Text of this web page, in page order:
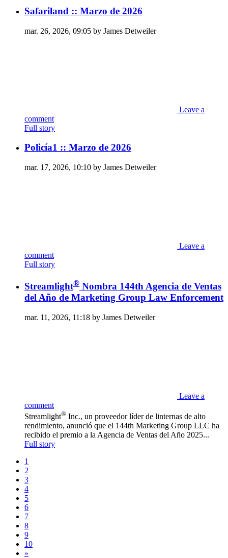
Safariland :: Marzo de 2026
mar. 26, 2026, 09:05 by James Detweiler
Leave a
comment
Full story
Policía1 :: Marzo de 2026
mar. 17, 2026, 10:10 by James Detweiler
Leave a
comment
Full story
Streamlight® Nombra 144th Agencia de Ventas
del Año de Marketing Group Law Enforcement
mar. 11, 2026, 11:18 by James Detweiler
Leave a
comment
Streamlight® Inc., un proveedor líder de linternas de alto
rendimiento, anunció que el 144th Marketing Group LLC ha
recibido el premio a la Agencia de Ventas del Año 2025...
Full story
1
2
3
4
5
6
7
8
9
10
»